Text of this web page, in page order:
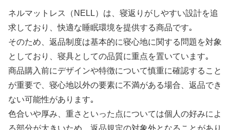
ネルマットレス（NELL）は、寝返りがしやすい設計を追
求しており、快適な睡眠環境を提供する商品です｡
そのため、返品制度は基本的に寝心地に関する問題を対象
としており、寝具としての品質に重点を置いています｡
商品購入前にデザインや特徴について慎重に確認すること
が重要で、寝心地以外の要素に不満がある場合、返品でき
ない可能性があります｡
色合いや厚み、重さといった点については個人の好みによ
る部分が大きいため、返品規定の対象外となることがあり